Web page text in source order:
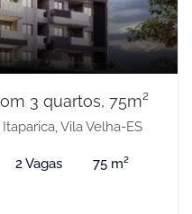
3 quartos, 75m²
Vila Velha-ES
2 Vagas 75 m²